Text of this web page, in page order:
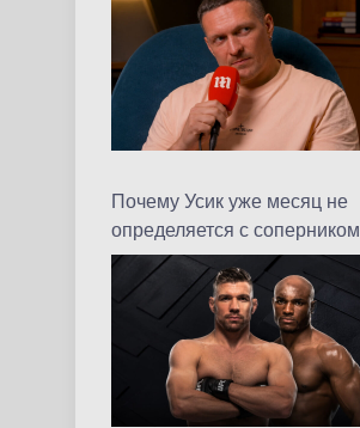
Почему Усик уже месяц не
определяется с соперником